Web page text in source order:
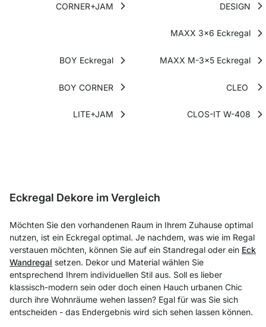
CORNER+JAM DESIGN
MAXX 3x6 Eckregal
BOY Eckregal MAXX M-3x5 Eckregal
BOY CORNER CLEO
LITE+JAM CLOS-IT W-408
Eckregal Dekore im Vergleich
Möchten Sie den vorhandenen Raum in Ihrem Zuhause optimal
nutzen, ist ein Eckregal optimal. Je nachdem, was wie im Regal
verstauen möchten, können Sie auf ein Standregal oder ein Eck
Wandregal setzen. Dekor und Material wählen Sie
entsprechend Ihrem individuellen Stil aus. Soll es lieber
klassisch-modern sein oder doch einen Hauch urbanen Chic
durch ihre Wohnräume wehen lassen? Egal für was Sie sich
entscheiden - das Endergebnis wird sich sehen lassen können.